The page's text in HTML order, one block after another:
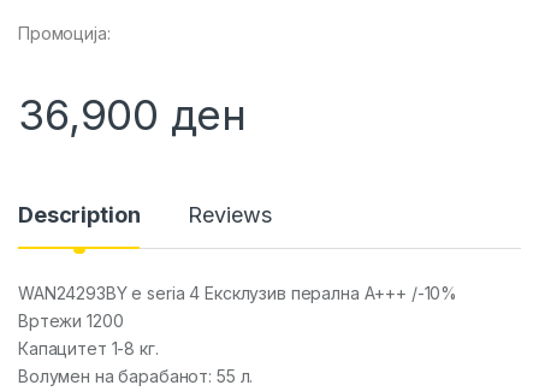
Промоција:
36,900 ден
Description Reviews
WAN24293BY e seria 4 Ексклузив перална А+++ /-10%
Вртежи 1200
Капацитет 1-8 кг.
Волумен на барабанот: 55 л.